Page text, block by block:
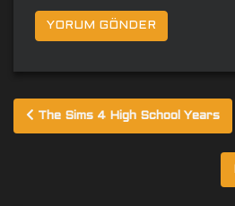
Yazı
gezinmesi
The Sims 4 High School Years